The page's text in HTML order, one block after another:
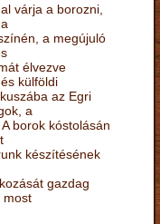
várja a borozni,
a megújuló
élvezve
külföldi
az Egri
a
borok kóstolásán
készítésének
gazdag
most